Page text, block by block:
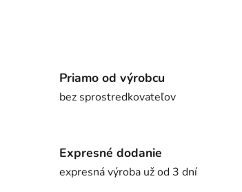
Priamo od výrobcu
bez sprostredkovateľov
Expresné dodanie
expresná výroba už od 3 dní